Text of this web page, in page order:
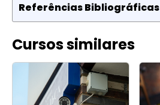
Referências Bibliográficas
Cursos similares